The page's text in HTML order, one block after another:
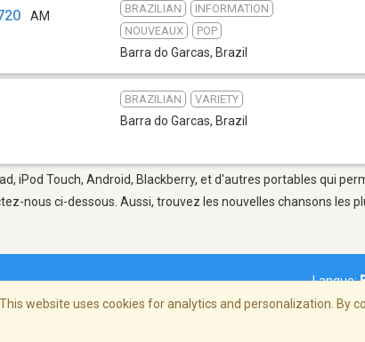
AM
BRAZILIAN
INFORMATION
NOUVEAUX
POP
Barra do Garcas, Brazil
BRAZILIAN VARIETY
Barra do Garcas, Brazil
iPod Touch, Android, Blackberry, et d'autres portables qui
nous ci-dessous. Aussi, trouvez les nouvelles chansons les
Langue:
website uses cookies for analytics and personalization. By